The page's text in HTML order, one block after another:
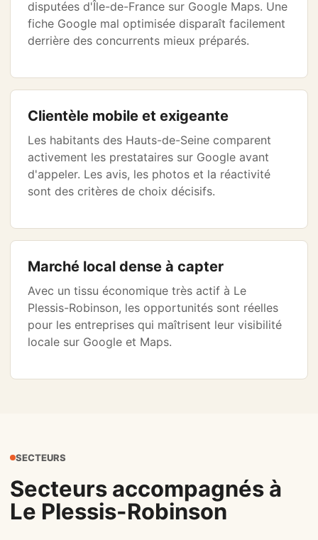
disputées d'Île-de-France sur Google Maps. Une
fiche Google mal optimisée disparaît facilement
derrière des concurrents mieux préparés.
Clientèle mobile et exigeante
Les habitants des Hauts-de-Seine comparent
activement les prestataires sur Google avant
d'appeler. Les avis, les photos et la réactivité
sont des critères de choix décisifs.
Marché local dense à capter
Avec un tissu économique très actif à Le
Plessis-Robinson, les opportunités sont réelles
pour les entreprises qui maîtrisent leur visibilité
locale sur Google et Maps.
SECTEURS
Secteurs accompagnés à
Le Plessis-Robinson